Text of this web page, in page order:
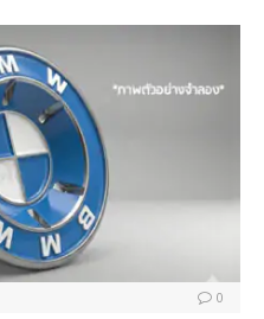
0